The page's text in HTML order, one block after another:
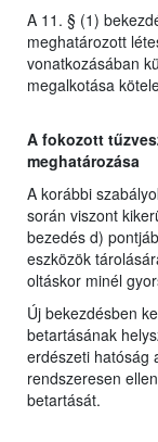
A 11. § (1)
meghatározott
vonatkozásában
megalkotása
A fokozott
meghatározása
A korábbi
során viszont
bezedés d)
eszközök
oltáskor minél
Új bekezdésben
betartásának
erdészeti hatóság
rendszeresen
betartását.